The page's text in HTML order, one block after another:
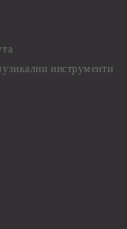
инструменти